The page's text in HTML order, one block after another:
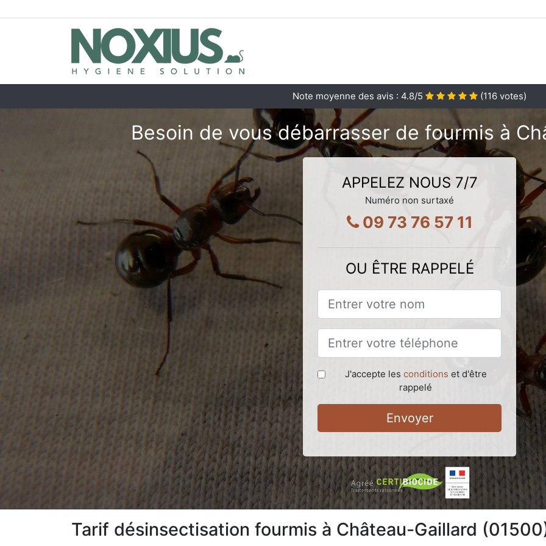
Note moyenne des avis : 4.8/5 (116 votes)
Besoin de vous débarrasser de fourmis à
APPELEZ NOUS 7/7
Numéro non surtaxé
09 73 76 57 11
OU ÊTRE RAPPELÉ
J'accepte les conditions et d'être
rappelé
Envoyer
Tarif désinsectisation fourmis à Château-Gaillard